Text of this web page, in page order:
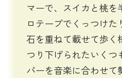
マーで、スイカと桃を
ロテープでくっつけ
石を重ねて載せて歩く
つり下げられたいくつ
パーを音楽に合わせて